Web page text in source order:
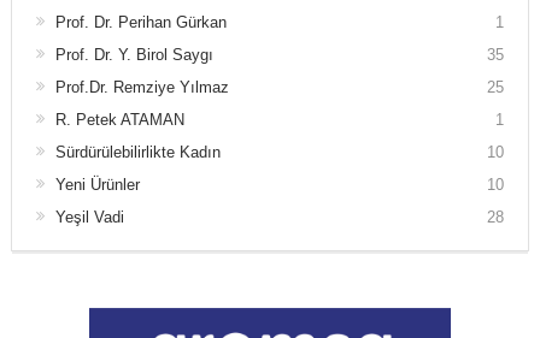
Prof. Dr. Perihan Gürkan
1
Prof. Dr. Y. Birol Saygı
35
Prof.Dr. Remziye Yılmaz
25
R. Petek ATAMAN
1
Sürdürülebilirlikte Kadın
10
Yeni Ürünler
10
Yeşil Vadi
28